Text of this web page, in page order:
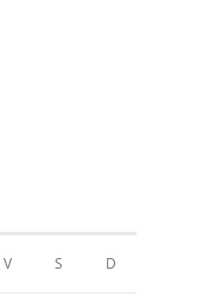
V S D